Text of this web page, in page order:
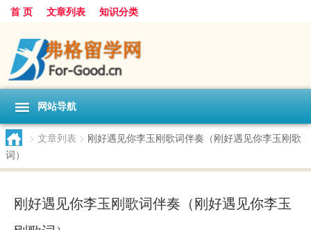
首 页 文章列表 知识分类
网站导航
> 文章列表 > 刚好遇见你李玉刚歌词伴奏（刚好遇见你李玉刚歌
词）
刚好遇见你李玉刚歌词伴奏（刚好遇见你李玉